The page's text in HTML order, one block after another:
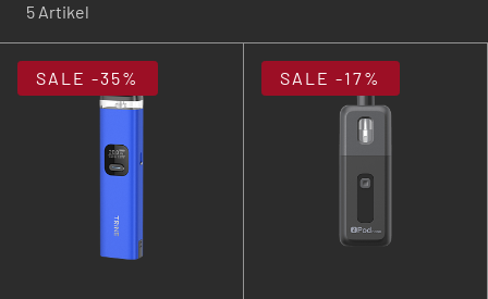
5 Artikel
SALE -35% SALE -17%